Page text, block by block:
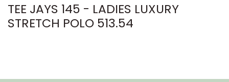
TEE JAYS 145 - LADIES LUXURY
STRETCH POLO 513.54